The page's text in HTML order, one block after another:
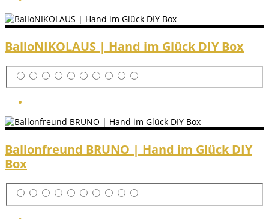
BalloNIKOLAUS | Hand im Glück DIY Box
Ballonfreund BRUNO | Hand im Glück DIY
Box